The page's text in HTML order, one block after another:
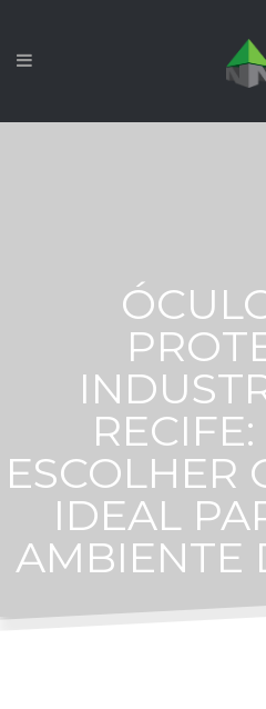
ESCOLHER
IDEAL
AMBIENTE